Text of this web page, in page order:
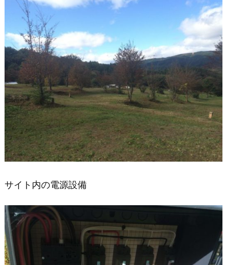
ウ
ン
ド
ト
イ
レ
情
報
近
隣
温
泉
情
報
上
サイト内の電源設備